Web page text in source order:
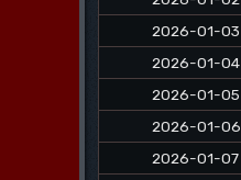
2026-01-03
2026-01-04
2026-01-05
2026-01-06
2026-01-07